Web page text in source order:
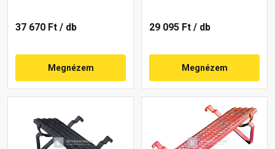
37 670 Ft / db
Megnézem
29 095 Ft / db
Megnézem